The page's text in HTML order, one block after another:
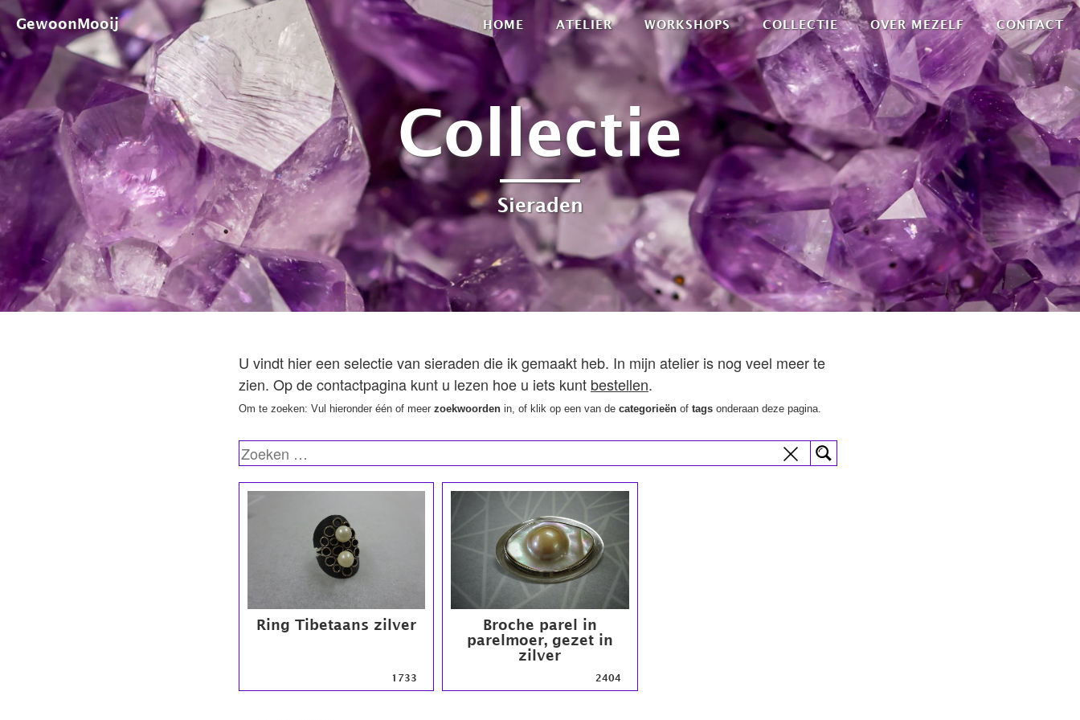
GewoonMooij HOME ATELIER WORKSHOPS COLLECTIE OVER MEZELF CONTACT
Collectie
Sieraden
U vindt hier een selectie van sieraden die ik gemaakt heb. In mijn atelier is nog veel meer te
zien. Op de contactpagina kunt u lezen hoe u iets kunt bestellen.
Om te zoeken: Vul hieronder één of meer zoekwoorden in, of klik op een van de categorieën of tags onderaan deze pagina.
Ring Tibetaans zilver
1733
Broche parel in
parelmoer, gezet in
zilver
2404